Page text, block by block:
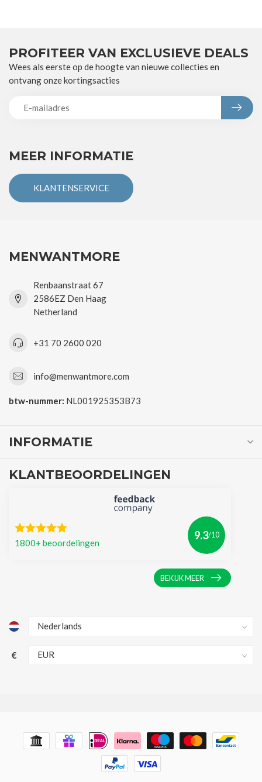
MEER INFORMATIE
KLANTENSERVICE
PROFITEER VAN EXCLUSIEVE DEALS
Wees als eerste op de hoogte van nieuwe collecties en
ontvang onze kortingsacties
MENWANTMORE
Renbaanstraat 67
2586EZ Den Haag
Netherland
+31 70 2600 020
info@menwantmore.com
btw-nummer: NL001925353B73
INFORMATIE
KLANTBEOORDELINGEN
1800+ beoordelingen
9.3/10
BEKIJK MEER
€